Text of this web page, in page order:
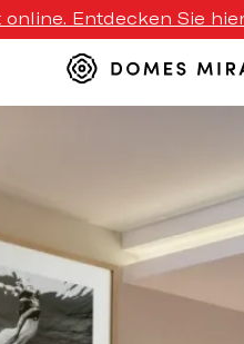
online. Entdecken Sie